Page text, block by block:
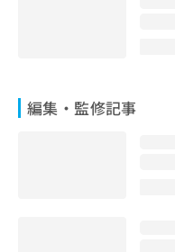
編集・監修記事